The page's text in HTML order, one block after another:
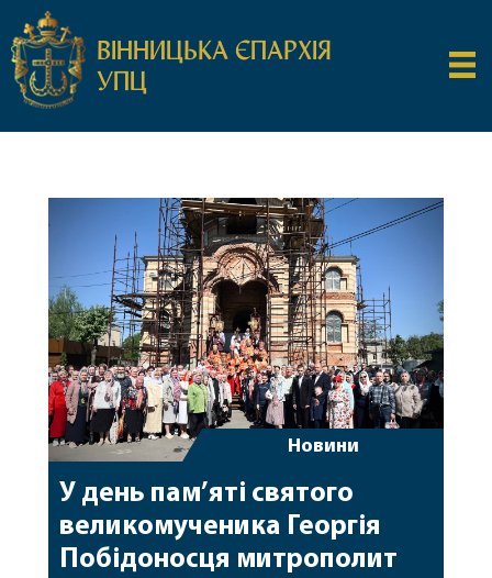
ВІННИЦЬКА ЄПАРХІЯ
УПЦ
Новини
У день пам’яті святого
великомученика Георгія
Побідоносця митрополит